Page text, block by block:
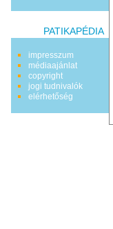
PATIKAPÉDIA
impresszum
médiaajánlat
copyright
jogi tudnivalók
elérhetőség